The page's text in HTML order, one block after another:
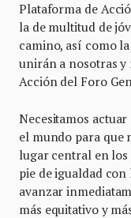
Plataforma de
la de multitud de
camino, así como
unirán a nosotras y
Acción del Foro
Necesitamos
el mundo para que
lugar central en los
pie de igualdad con
avanzar
más equitativo y